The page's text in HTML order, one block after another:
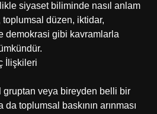
siyaset biliminde nasıl anlam
düzen, iktidar,
demokrasi gibi kavramlarla
İlişkileri
gruptan veya bireyden belli bir
toplumsal baskının arınması